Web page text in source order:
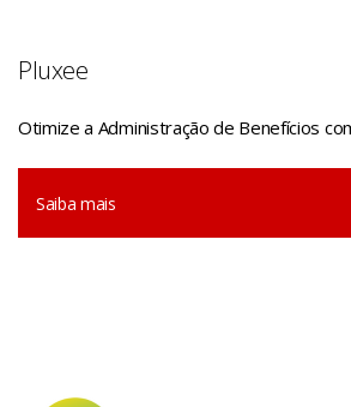
Pluxee
Otimize a Administração de Benefícios
Saiba mais